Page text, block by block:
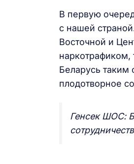
В первую
с нашей
Восточной и
Беларусь таким
плодотворное
Генсек ШОС: